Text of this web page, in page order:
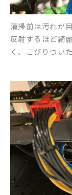
清掃前は汚れが
反射するほど綺
く、こびりつい